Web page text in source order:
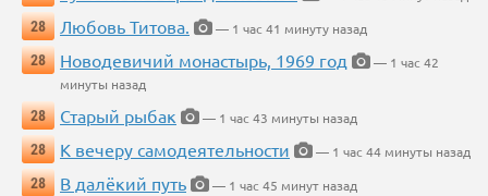
28
Любовь Титова.
— 1 час 41 минуту назад
28
Новодевичий монастырь, 1969 год
— 1 час 42
минуты назад
28
Старый рыбак
— 1 час 43 минуты назад
28
К вечеру самодеятельности
— 1 час 44 минуты назад
28
В далёкий путь
— 1 час 45 минут назад